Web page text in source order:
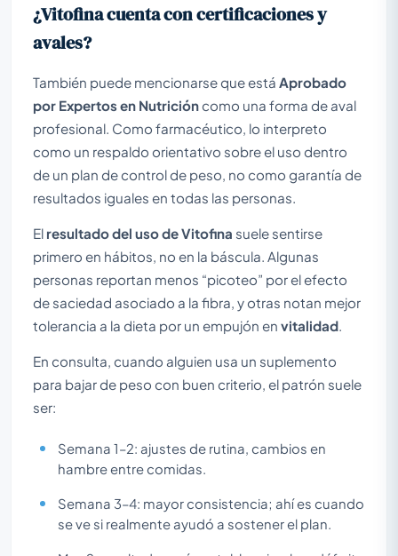
¿Vitofina cuenta con certificaciones y
avales?
También puede mencionarse que está Aprobado
por Expertos en Nutrición como una forma de aval
profesional. Como farmacéutico, lo interpreto
como un respaldo orientativo sobre el uso dentro
de un plan de control de peso, no como garantía de
resultados iguales en todas las personas.
El resultado del uso de Vitofina suele sentirse
primero en hábitos, no en la báscula. Algunas
personas reportan menos “picoteo” por el efecto
de saciedad asociado a la fibra, y otras notan mejor
tolerancia a la dieta por un empujón en vitalidad
En consulta, cuando alguien usa un suplemento
para bajar de peso con buen criterio, el patrón suele
ser:
Semana 1–2: ajustes de rutina, cambios en
hambre entre comidas.
Semana 3–4: mayor consistencia; ahí es cuando
se ve si realmente ayudó a sostener el plan.